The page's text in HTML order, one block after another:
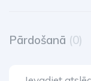
Pārdošanā (0)